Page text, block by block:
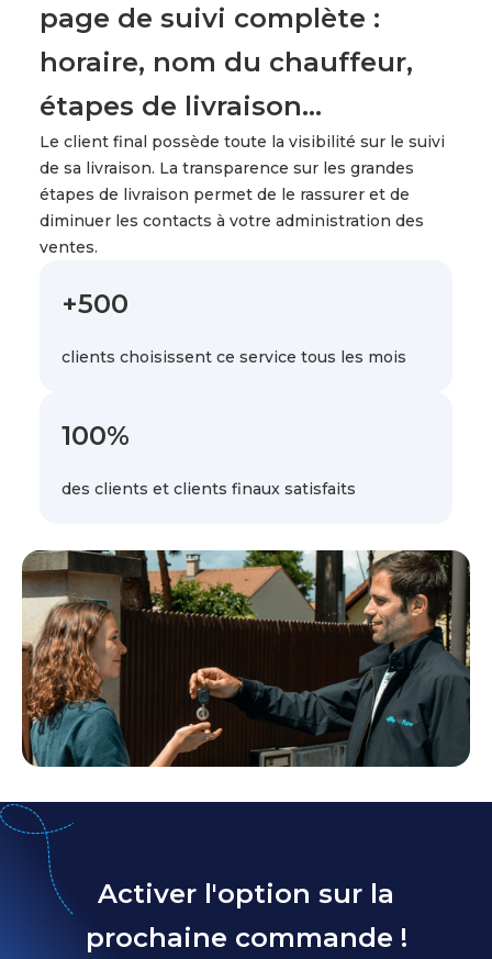
page de suivi complète :
horaire, nom du chauffeur,
étapes de livraison...
Le client final possède toute la visibilité sur le suivi
de sa livraison. La transparence sur les grandes
étapes de livraison permet de le rassurer et de
diminuer les contacts à votre administration des
ventes.
+500
clients choisissent ce service tous les mois
100%
des clients et clients finaux satisfaits
Activer l'option sur la
prochaine commande !